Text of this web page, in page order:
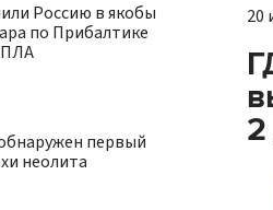
Россию в якобы
по Прибалтике
первый
неолита
20